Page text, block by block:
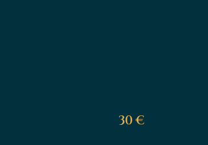
30 €